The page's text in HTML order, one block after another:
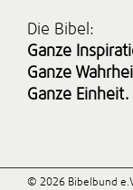
Die Bibel:
Ganze
Ganze
Ganze Einheit.
© 2026 Bibelbund